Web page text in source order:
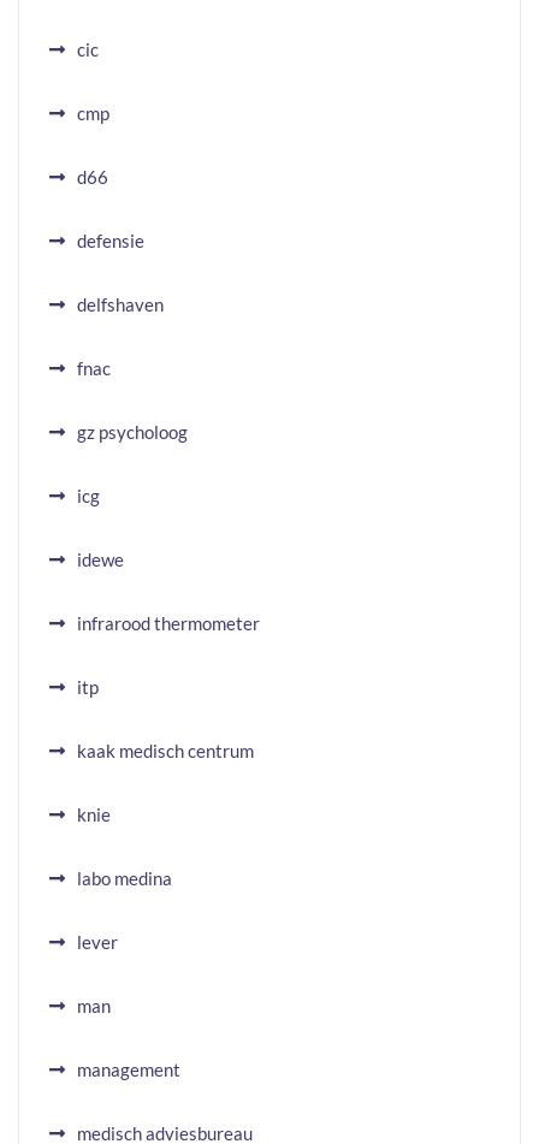
cic
cmp
d66
defensie
delfshaven
fnac
gz psycholoog
icg
idewe
infrarood thermometer
itp
kaak medisch centrum
knie
labo medina
lever
man
management
medisch adviesbureau